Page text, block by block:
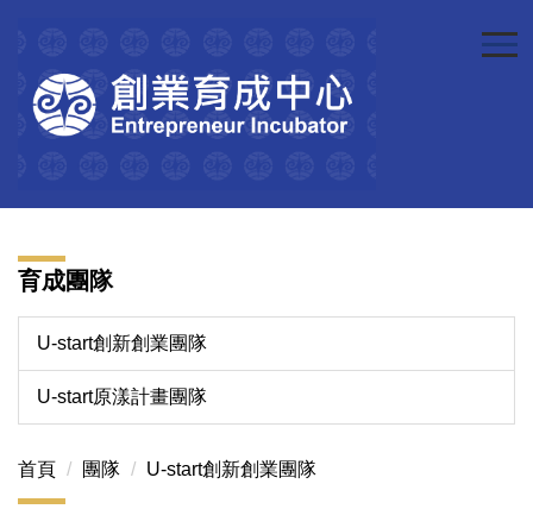
育成團隊
U-start創新創業團隊
U-start原漾計畫團隊
首頁 團隊 U-start創新創業團隊